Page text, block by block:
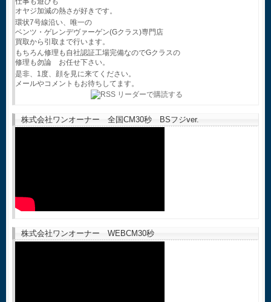
オヤジ加減の熱さが好きです。
環状7号線沿い、唯一の
ベンツ・ゲレンデヴァーゲン(Gクラス)専門店
買取から引取まで行います。
もちろん修理も自社認証工場完備なのでGクラスの
修理も勿論 お任せ下さい。
是非、1度、顔を見に来てください。
メールやコメントもお待ちしてます。
株式会社ワンオーナー 全国CM30秒 BSフジver.
株式会社ワンオーナー WEBCM30秒